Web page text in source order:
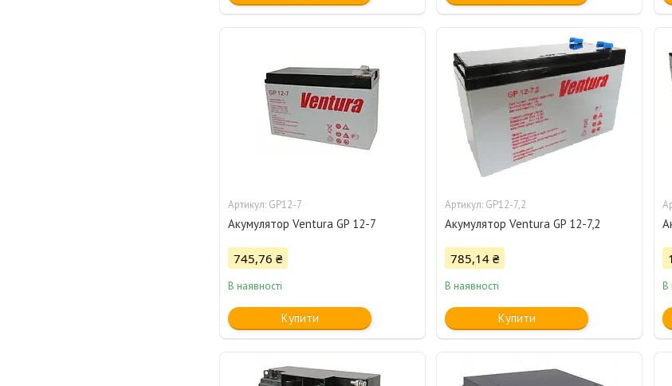
GP12-7
Акумулятор Ventura GP 12-7
745,76 ₴
В наявності
Купити
GP12-7,2
Акумулятор Ventura GP 12-7,2
785,14 ₴
В наявності
Купити
В